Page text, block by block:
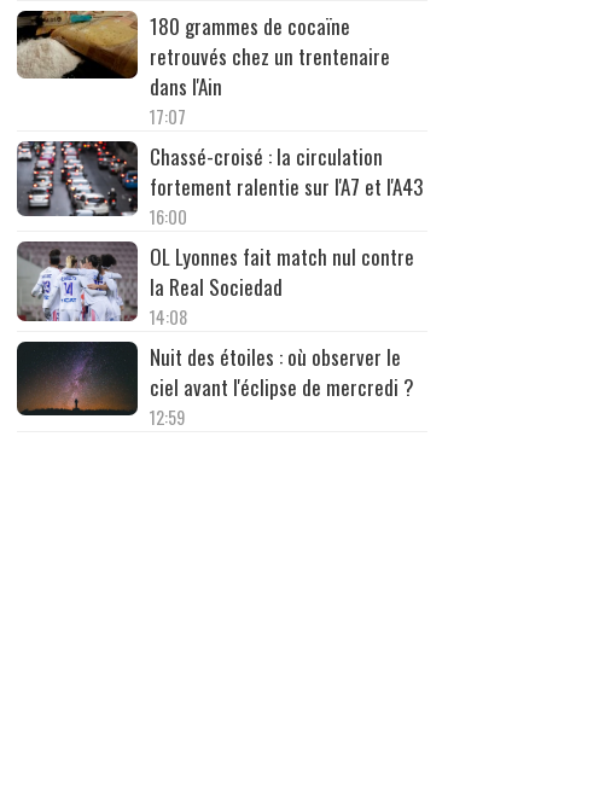
180 grammes de cocaïne
retrouvés chez un trentenaire
dans l'Ain
17:07
Chassé-croisé : la circulation
fortement ralentie sur l'A7 et l'A43
16:00
OL Lyonnes fait match nul contre
la Real Sociedad
14:08
Nuit des étoiles : où observer le
ciel avant l'éclipse de mercredi ?
12:59